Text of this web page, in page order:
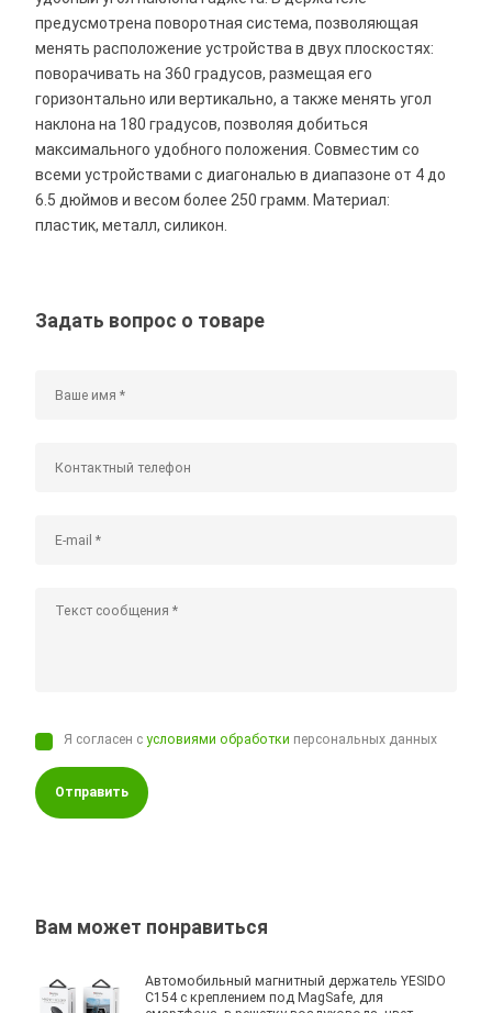
предусмотрена поворотная система, позволяющая
менять расположение устройства в двух плоскостях:
поворачивать на 360 градусов, размещая его
горизонтально или вертикально, а также менять угол
наклона на 180 градусов, позволяя добиться
максимального удобного положения. Совместим со
всеми устройствами с диагональю в диапазоне от 4 до
6.5 дюймов и весом более 250 грамм. Материал:
пластик, металл, силикон.
Задать вопрос о товаре
Я согласен сусловиями обработки персональных данных
Отправить
Вам может понравиться
Автомобильный магнитный держатель YESIDO
C154 с креплением под MagSafe, для